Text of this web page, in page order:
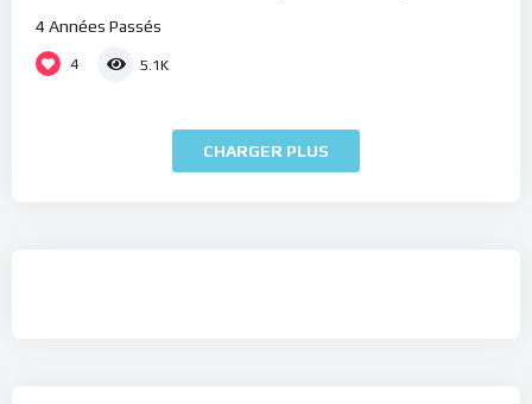
4 Années Passés
4 5.1K
CHARGER PLUS